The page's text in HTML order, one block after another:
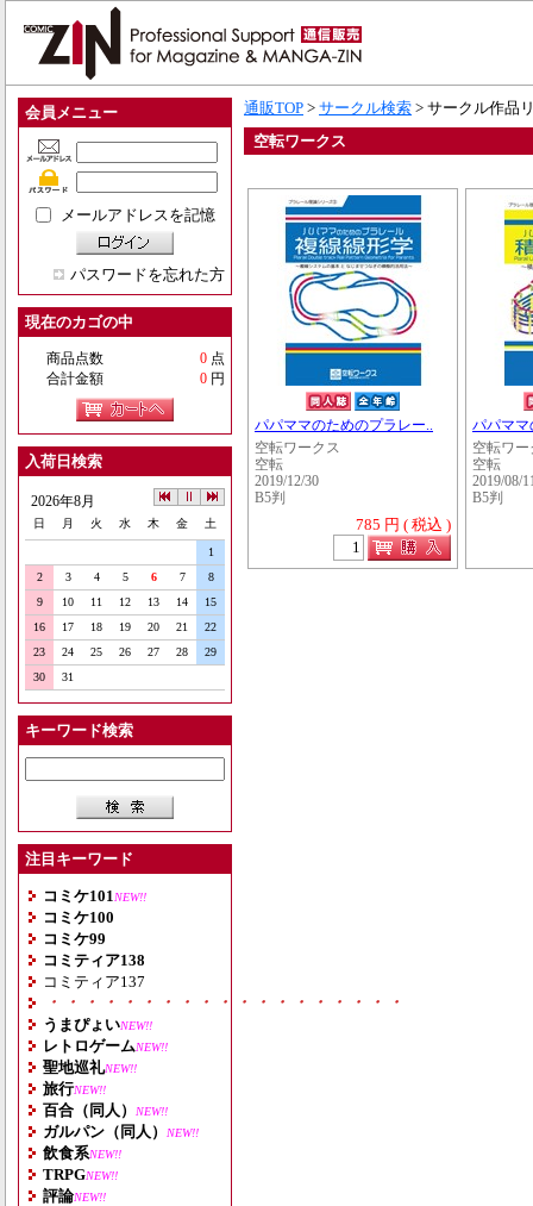
会員メニュー
メールアドレスを記憶
パスワードを忘れた方
現在のカゴの中
商品点数 0 点
合計金額
0 円
入荷日検索
2026年8月
日 月 火 水 木 金 土
1
2
3 4 5 6 7
8
9
10 11 12 13 14
15
16
17 18 19 20 21
22
23
24 25 26 27 28
29
30
31
キーワード検索
注目キーワード
コミケ101 NEW!!
コミケ100
コミケ99
コミティア138
コミティア137
・・・・・・・・・・・・・・・・・・・
うまぴょいNEW!!
レトロゲームNEW!!
聖地巡礼NEW!!
旅行NEW!!
百合（同人） NEW!!
ガルパン（同人） NEW!!
飲食系NEW!!
TRPGNEW!!
評論NEW!!
通販TOP > サークル検索 > サークル作品
空転ワークス
パパママのためのプラレー..
空転ワークス
空転
2019/12/30
B5判
785 円 ( 税込 )
パパママ
空転ワー
空転
2019/08/
B5判